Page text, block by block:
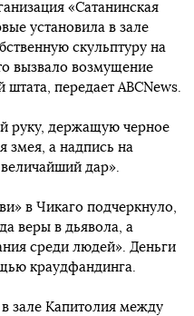
«Сатанинская
установила в зале
скульптуру на
вызвало возмущение
передает ABCNews.
руку, держащую черное
змея, а надпись на
дар».
в Чикаго подчеркнуло,
веры в дьявола, а
среди людей». Деньги
краудфандинга.
в зале Капитолия между